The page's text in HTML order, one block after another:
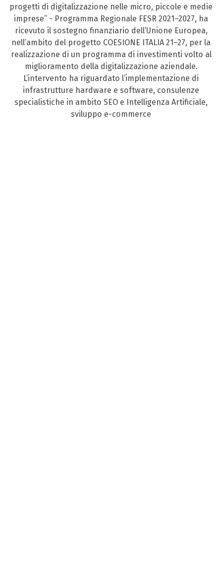
progetti di digitalizzazione nelle micro, piccole e medie
imprese” - Programma Regionale FESR 2021–2027, ha
ricevuto il sostegno finanziario dell’Unione Europea,
nell’ambito del progetto COESIONE ITALIA 21–27, per la
realizzazione di un programma di investimenti volto al
miglioramento della digitalizzazione aziendale.
L’intervento ha riguardato l’implementazione di
infrastrutture hardware e software, consulenze
specialistiche in ambito SEO e Intelligenza Artificiale,
sviluppo e-commerce